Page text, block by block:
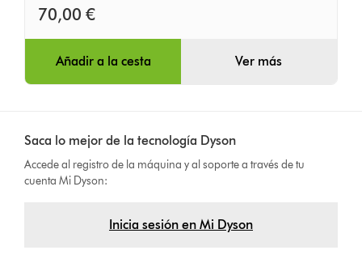
70,00 €
Añadir a la cesta Ver más
Saca lo mejor de la tecnología Dyson
Accede al registro de la máquina y al soporte a través de tu
cuenta Mi Dyson:
Inicia sesión en Mi Dyson